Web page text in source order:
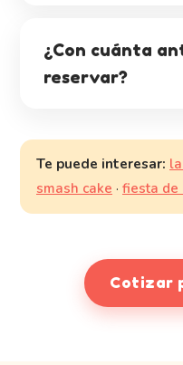
¿Con cuánta
reservar?
Te puede interesar:
smash cake · fiesta de
Cotizar